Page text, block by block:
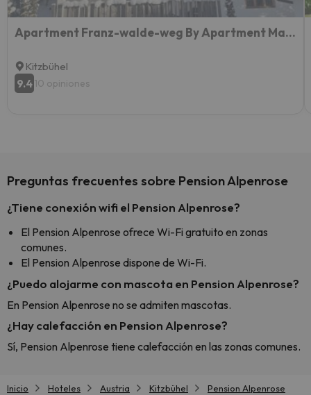
Apartment Franz-walde-weg By Apartment Managers
Kitzbühel
9.410 opiniones
Preguntas frecuentes sobre Pension Alpenrose
¿Tiene conexión wifi el Pension Alpenrose?
El Pension Alpenrose ofrece Wi-Fi gratuito en zonas
comunes.
El Pension Alpenrose dispone de Wi-Fi.
¿Puedo alojarme con mascota en Pension Alpenrose?
En Pension Alpenrose no se admiten mascotas.
¿Hay calefacción en Pension Alpenrose?
Sí, Pension Alpenrose tiene calefacción en las zonas comunes.
Inicio Hoteles Austria Kitzbühel Pension Alpenrose